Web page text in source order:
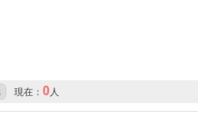
現在： 0 人